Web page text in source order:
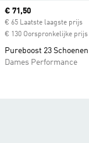
Current price
€ 71,50
€ 65 Laatste laagste prijs
€ 130 Oorspronkelijke prijs
Pureboost 23 Schoenen
Dames Performance